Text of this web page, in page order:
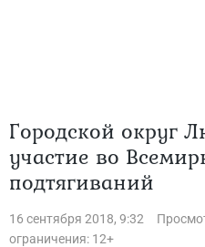
Городской округ
участие во
подтягиваний
16 сентября 2018, 9:32
ограничения: 12+